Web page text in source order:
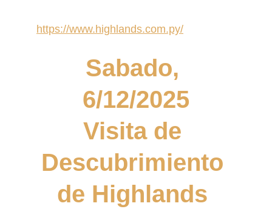
https://www.highlands.com.py/
Sabado,
6/12/2025
Visita de
Descubrimiento
de Highlands